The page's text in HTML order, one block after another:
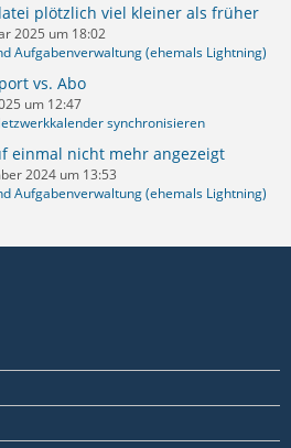
plötzlich viel kleiner als früher
2025 um 18:02
Aufgabenverwaltung (ehemals Lightning)
vs. Abo
um 12:47
synchronisieren
einmal nicht mehr angezeigt
2024 um 13:53
Aufgabenverwaltung (ehemals Lightning)